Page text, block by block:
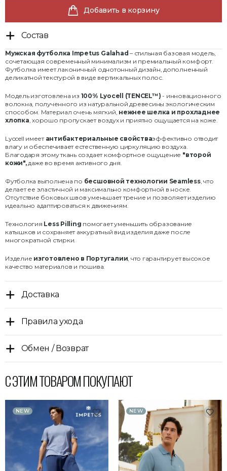
Добавить в корзину
Состав
Мужская футболка Impetus Galahad – стильная базовая модель,
сочетающая современный минимализм и премиальный комфорт.
Футболка имеет лаконичный однотонный дизайн, дополненный
деликатной текстурой в виде вертикальных полос.
Модель изготовлена из 100% Lyocell (TENCEL™) - инновационного
волокна, полученного из натуральной древесины экологическим
способом. Материал очень мягкий, нежнее шелка и прохладнее
хлопка, хорошо пропускает воздух и приятно ощущается на коже.
Lyocell имеет антибактериальные свойстваэффективно отводит
влагу и обеспечивает естественную циркуляцию воздуха.
Благодаря этому ткань создает комфортное ощущение "второй
кожи",даже во время активного дня.
Футболка выполнена по бесшовной технологии Seamless, что
делает ее эластичной и максимально комфортной в носке.
Отсутствие боковых швов уменьшает трение и позволяет изделию
идеально адаптироваться к движениям.
Технология Less Pilling помогает уменьшить образование
катышков и сохраняет аккуратный вид изделия даже после
многократной стирки.
Изделие изготовлено в Португалии, что гарантирует высокое
качество материалов и пошива.
Доставка
Правила ухода
Обмен / Возврат
С ЭТИМ ТОВАРОМ ПОКУПАЮТ
NEW NEW